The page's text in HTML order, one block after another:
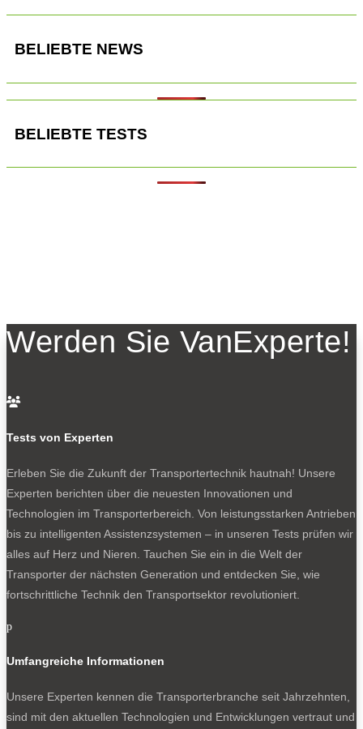
BELIEBTE NEWS
BELIEBTE TESTS
Werden Sie VanExperte!

Tests von Experten
Erleben Sie die Zukunft der Transportertechnik hautnah! Unsere
Experten berichten über die neuesten Innovationen und
Technologien im Transporterbereich. Von leistungsstarken Antrieben
bis zu intelligenten Assistenzsystemen – in unseren Tests prüfen wir
alles auf Herz und Nieren. Tauchen Sie ein in die Welt der
Transporter der nächsten Generation und entdecken Sie, wie
fortschrittliche Technik den Transportsektor revolutioniert.
p
Umfangreiche Informationen
Unsere Experten kennen die Transporterbranche seit Jahrzehnten,
sind mit den aktuellen Technologien und Entwicklungen vertraut und